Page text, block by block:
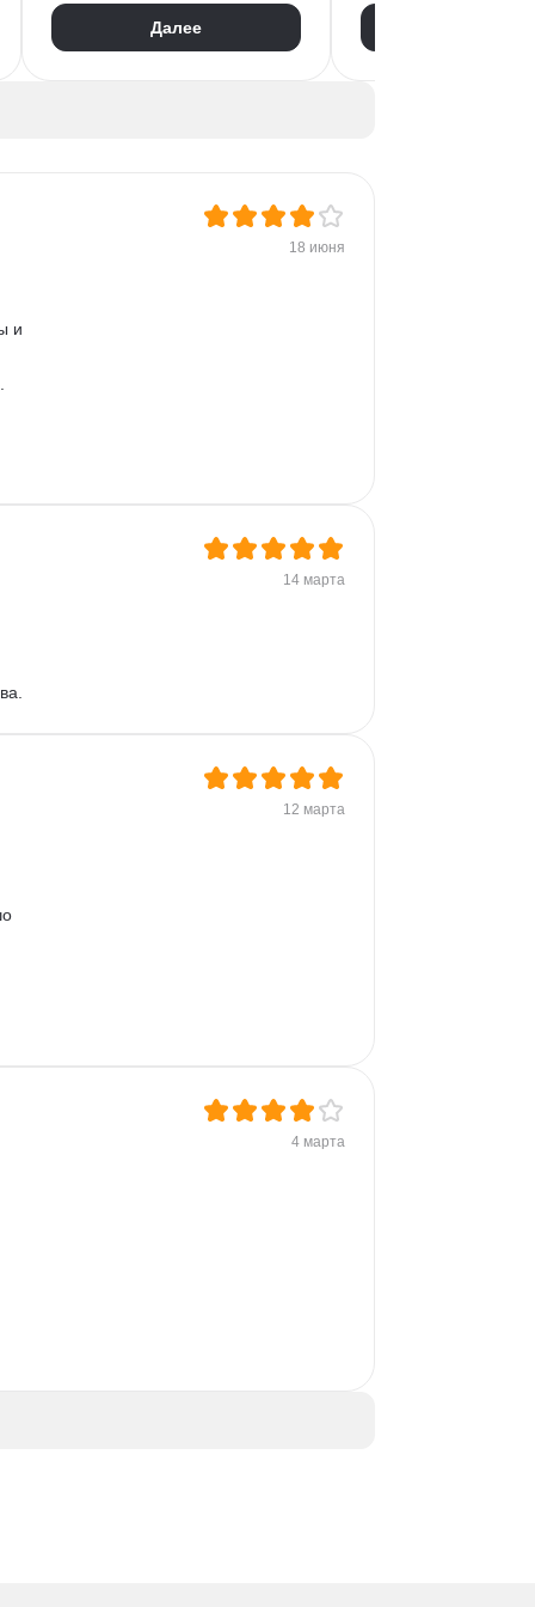
Далее
Управление
18 июня
и
14 марта
12 марта
4 марта